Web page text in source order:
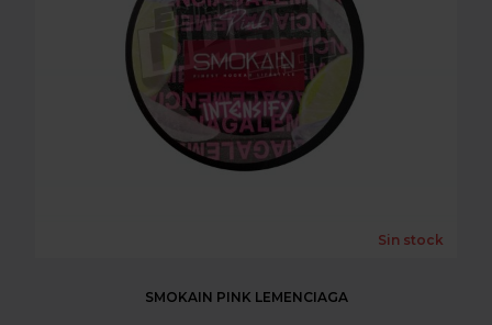
Sin stock
SMOKAIN PINK LEMENCIAGA